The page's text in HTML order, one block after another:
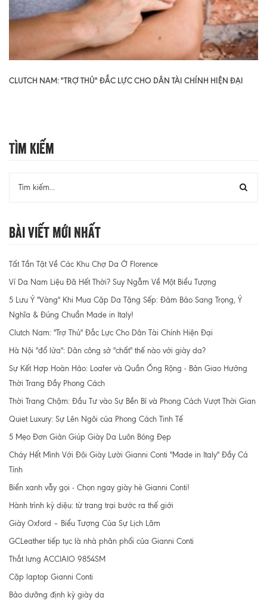
CLUTCH NAM: "TRỢ THỦ" ĐẮC LỰC CHO DÂN TÀI CHÍNH HIỆN ĐẠI
Tìm Kiếm
Bài Viết Mới Nhất
Tất Tần Tật Về Các Khu Chợ Da Ở Florence
Ví Da Nam Liệu Đã Hết Thời? Suy Ngẫm Về Một Biểu Tượng
5 Lưu Ý "Vàng" Khi Mua Cặp Da Tặng Sếp: Đảm Bảo Sang Trọng, Ý
Nghĩa & Đúng Chuẩn Made in Italy!
Clutch Nam: "Trợ Thủ" Đắc Lực Cho Dân Tài Chính Hiện Đại
Hà Nội "đổ lửa": Dân công sở "chất" thế nào với giày da?
Sự Kết Hợp Hoàn Hảo: Loafer và Quần Ống Rộng - Bản Giao Hưởng
Thời Trang Đầy Phong Cách
Thời Trang Chậm: Đầu Tư vào Sự Bền Bỉ và Phong Cách Vượt Thời Gian
Quiet Luxury: Sự Lên Ngôi của Phong Cách Tinh Tế
5 Mẹo Đơn Giản Giúp Giày Da Luôn Bóng Đẹp
Cháy Hết Mình Với Đôi Giày Lười Gianni Conti "Made in Italy" Đầy Cá
Tính
Biển xanh vẫy gọi - Chọn ngay giày hè Gianni Conti!
Hành trình kỳ diệu: từ trang trại bước ra thế giới
Giày Oxford – Biểu Tượng Của Sự Lịch Lãm
GCLeather tiếp tục là nhà phân phối của Gianni Conti
Thắt lưng ACCIAIO 9854SM
Cặp laptop Gianni Conti
Bảo dưỡng định kỳ giày da